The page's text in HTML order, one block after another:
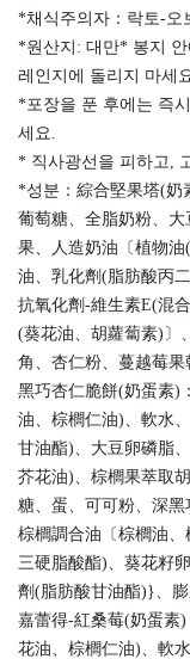
*채식주의자：락토-오
*원산지: 대만* 봉지
레인지에 돌리지 마세
*포장을 푼 후에는 즉
세요.
* 직사광선을 피하고,
*성분：綜合堅果塔(奶
葡萄糖、全脂奶粉、
果、人造奶油〔植物
油、乳化劑(脂肪酸丙
抗氧化劑-維生素E(混
(葵花油、胡蘿蔔素)〕
角、杏仁粉、蔓越莓
黑巧杏仁脆餅(奶蛋素)
油、棕櫚仁油)、軟水
甘油酯)、大豆卵磷脂
芥花油)、棕櫚果萃取
糖、蛋、可可粉、深
棕櫚調合油〔棕櫚油
三硬脂酸酯)、葵花籽
劑(脂肪酸甘油酯)}、
嘉蕾得-紅桑莓(奶蛋素
花油、棕櫚仁油)、軟